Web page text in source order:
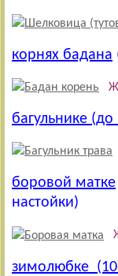
корнях бадана
багульнике (до
боровой матке
настойки)
зимолюбке